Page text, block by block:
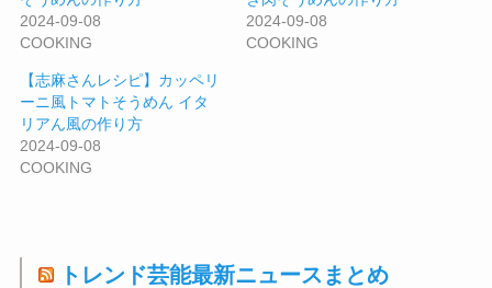
2024-09-08
COOKING
2024-09-08
COOKING
【志麻さんレシピ】カッペリ
ーニ風トマトそうめん イタ
リアん風の作り方
2024-09-08
COOKING
トレンド芸能最新ニュースまとめ